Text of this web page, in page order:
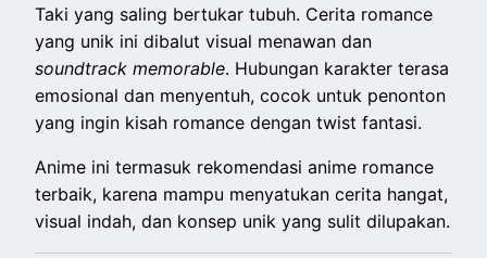
Taki yang saling bertukar tubuh. Cerita romance
yang unik ini dibalut visual menawan dan
soundtrack memorable. Hubungan karakter terasa
emosional dan menyentuh, cocok untuk penonton
yang ingin kisah romance dengan twist fantasi.
Anime ini termasuk rekomendasi anime romance
terbaik, karena mampu menyatukan cerita hangat,
visual indah, dan konsep unik yang sulit dilupakan.